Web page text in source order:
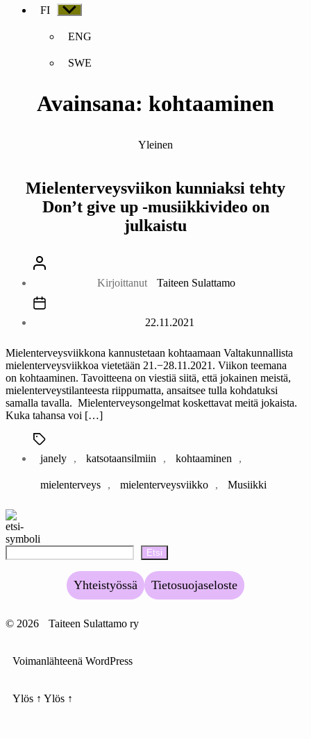
FI
Näytä
ENG
SWE
Avainsana: kohtaaminen
Yleinen
Mielenterveysviikon kunniaksi tehty
Don’t give up -musiikkivideo on
julkaistu
Kirjoittanut
Taiteen Sulattamo
22.11.2021
Mielenterveysviikkona kannustetaan kohtaamaan Valtakunnallista
mielenterveysviikkoa vietetään 21.−28.11.2021. Viikon teemana
on kohtaaminen. Tavoitteena on viestiä siitä, että jokainen meistä,
mielenterveystilanteesta riippumatta, ansaitsee tulla kohdatuksi
samalla tavalla. Mielenterveysongelmat koskettavat meitä jokaista.
Kuka tahansa voi […]
Avainsanat
janely
, katsotaansilmiin , kohtaaminen ,
mielenterveys , mielenterveysviikko , Musiikki
Etsi
Yhteistyössä Tietosuojaseloste
© 2026 Taiteen Sulattamo ry
Voimanlähteenä WordPress
Ylös ↑ Ylös ↑